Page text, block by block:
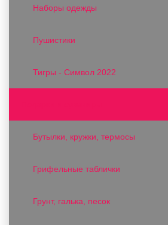
Наборы одежды
Пушистики
Тигры - Символ 2022
Бутылки, кружки, термосы
Грифельные таблички
Грунт, галька, песок